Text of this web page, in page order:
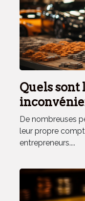
Quels sont
De nombreuses
leur propre
entrepreneurs....